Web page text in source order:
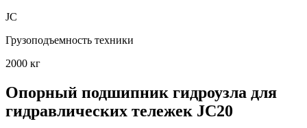
JC
Грузоподъемность техники
2000 кг
Опорный подшипник гидроузла для
гидравлических тележек JC20